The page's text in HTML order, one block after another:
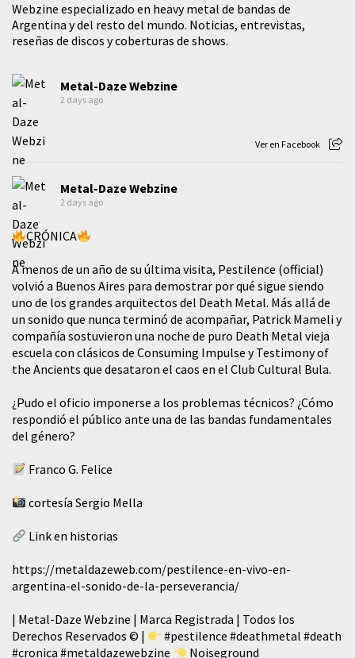
Webzine especializado en heavy metal de bandas de
Argentina y del resto del mundo. Noticias, entrevistas,
reseñas de discos y coberturas de shows.
Metal-Daze Webzine
2 days ago
Ver en Facebook
Metal-Daze Webzine
2 days ago
CRÓNICA
A menos de un año de su última visita, Pestilence (official)
volvió a Buenos Aires para demostrar por qué sigue siendo
uno de los grandes arquitectos del Death Metal. Más allá de
un sonido que nunca terminó de acompañar, Patrick Mameli y
compañía sostuvieron una noche de puro Death Metal vieja
escuela con clásicos de Consuming Impulse y Testimony of
the Ancients que desataron el caos en el Club Cultural Bula.
¿Pudo el oficio imponerse a los problemas técnicos? ¿Cómo
respondió el público ante una de las bandas fundamentales
del género?
Franco G. Felice
cortesía Sergio Mella
Link en historias
https://metaldazeweb.com/pestilence-en-vivo-en-
argentina-el-sonido-de-la-perseverancia/
| Metal-Daze Webzine | Marca Registrada | Todos los
Derechos Reservados © |
#pestilence #deathmetal #death
#cronica #metaldazewebzine Noiseground